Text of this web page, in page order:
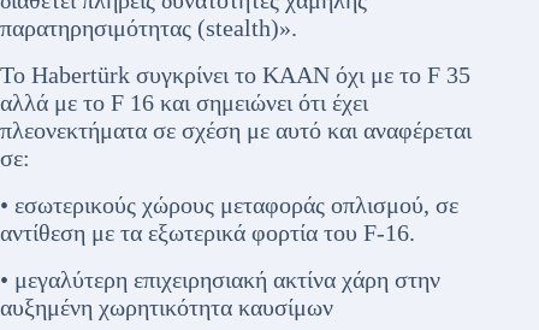
παρατηρησιμότητας (stealth)».
Το Habertürk συγκρίνει το ΚΑΑΝ όχι με το F 35
αλλά με το F 16 και σημειώνει ότι έχει
πλεονεκτήματα σε σχέση με αυτό και αναφέρεται
σε:
• εσωτερικούς χώρους μεταφοράς οπλισμού, σε
αντίθεση με τα εξωτερικά φορτία του F-16.
• μεγαλύτερη επιχειρησιακή ακτίνα χάρη στην
αυξημένη χωρητικότητα καυσίμων